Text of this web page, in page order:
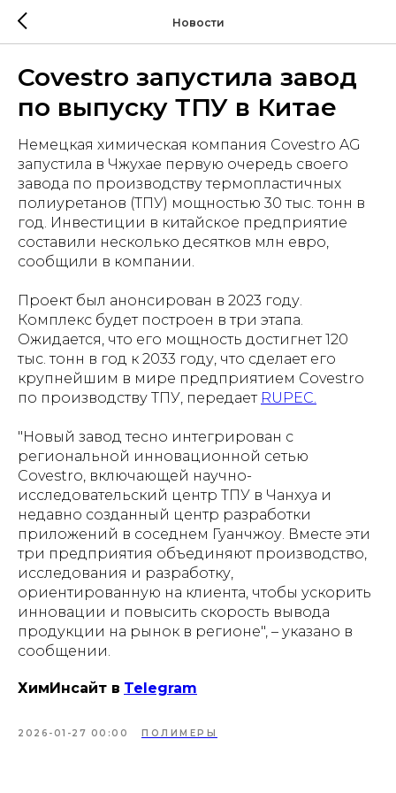
Новости
Covestro запустила завод
по выпуску ТПУ в Китае
Немецкая химическая компания Covestro AG
запустила в Чжухае первую очередь своего
завода по производству термопластичных
полиуретанов (ТПУ) мощностью 30 тыс. тонн в
год. Инвестиции в китайское предприятие
составили несколько десятков млн евро,
сообщили в компании.
Проект был анонсирован в 2023 году.
Комплекс будет построен в три этапа.
Ожидается, что его мощность достигнет 120
тыс. тонн в год к 2033 году, что сделает его
крупнейшим в мире предприятием Covestro
по производству ТПУ, передает RUPEC.
"Новый завод тесно интегрирован с
региональной инновационной сетью
Covestro, включающей научно-
исследовательский центр ТПУ в Чанхуа и
недавно созданный центр разработки
приложений в соседнем Гуанчжоу. Вместе эти
три предприятия объединяют производство,
исследования и разработку,
ориентированную на клиента, чтобы ускорить
инновации и повысить скорость вывода
продукции на рынок в регионе", – указано в
сообщении.
ХимИнсайт в Telegram
2026-01-27 00:00 ПОЛИМЕРЫ